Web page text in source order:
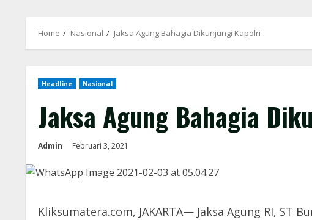
Home Nasional Jaksa Agung Bahagia Dikunjungi Kapolri
Headline Nasional
Jaksa Agung Bahagia
Admin Februari 3, 2021
Kliksumatera.com, JAKARTA— Jaksa Agung RI,